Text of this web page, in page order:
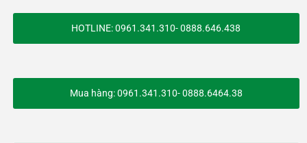
HOTLINE: 0961.341.310- 0888.646.438
Mua hàng: 0961.341.310- 0888.6464.38